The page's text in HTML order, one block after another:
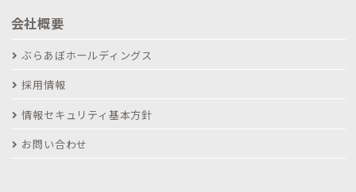
会社概要
ぶらあぼホールディングス
採用情報
情報セキュリティ基本方針
お問い合わせ